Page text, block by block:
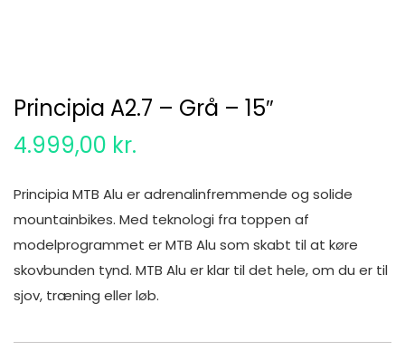
Principia A2.7 – Grå – 15″
4.999,00 kr.
Principia MTB Alu er adrenalinfremmende og solide
mountainbikes. Med teknologi fra toppen af
modelprogrammet er MTB Alu som skabt til at køre
skovbunden tynd. MTB Alu er klar til det hele, om du er til
sjov, træning eller løb.